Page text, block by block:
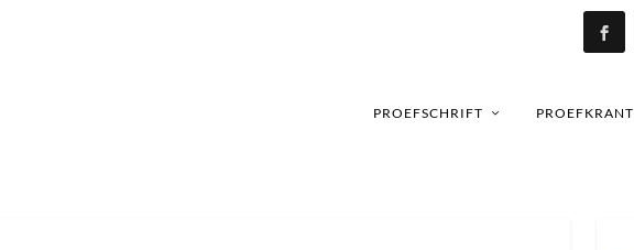
PROEFSCHRIFT PROEFKRANT